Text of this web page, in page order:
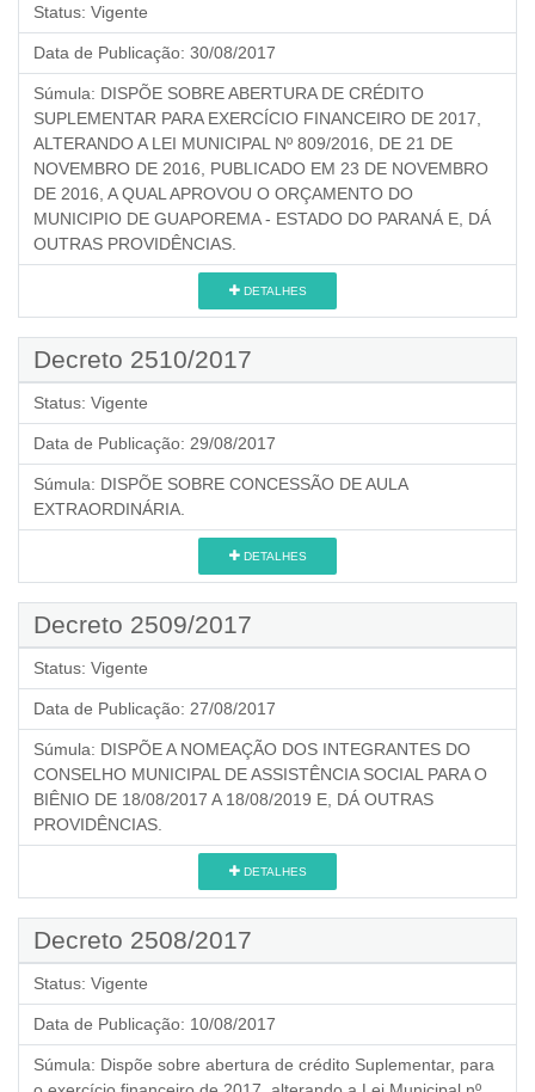
Status: Vigente
Data de Publicação: 30/08/2017
Súmula: DISPÕE SOBRE ABERTURA DE CRÉDITO
SUPLEMENTAR PARA EXERCÍCIO FINANCEIRO DE 2017,
ALTERANDO A LEI MUNICIPAL Nº 809/2016, DE 21 DE
NOVEMBRO DE 2016, PUBLICADO EM 23 DE NOVEMBRO
DE 2016, A QUAL APROVOU O ORÇAMENTO DO
MUNICIPIO DE GUAPOREMA - ESTADO DO PARANÁ E, DÁ
OUTRAS PROVIDÊNCIAS.
DETALHES
Decreto 2510/2017
Status: Vigente
Data de Publicação: 29/08/2017
Súmula: DISPÕE SOBRE CONCESSÃO DE AULA
EXTRAORDINÁRIA.
DETALHES
Decreto 2509/2017
Status: Vigente
Data de Publicação: 27/08/2017
Súmula: DISPÕE A NOMEAÇÃO DOS INTEGRANTES DO
CONSELHO MUNICIPAL DE ASSISTÊNCIA SOCIAL PARA O
BIÊNIO DE 18/08/2017 A 18/08/2019 E, DÁ OUTRAS
PROVIDÊNCIAS.
DETALHES
Decreto 2508/2017
Status: Vigente
Data de Publicação: 10/08/2017
Súmula: Dispõe sobre abertura de crédito Suplementar, para